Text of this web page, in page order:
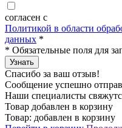
согласен с
Политикой в области
данных *
* Обязательные поля для
Узнать
Спасибо за ваш отзыв!
Сообщение успешно
Наши специалисты
Товар добавлен в корзину
Товар: добавлен в корзину